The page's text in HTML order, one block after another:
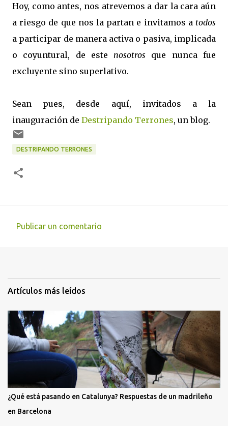
Hoy, como antes, nos atrevemos a dar la cara aún
a riesgo de que nos la partan e invitamos a todos
a participar de manera activa o pasiva, implicada
o coyuntural, de este nosotros que nunca fue
excluyente sino superlativo.
Sean pues, desde aquí, invitados a la
inauguración de Destripando Terrones, un blog.
DESTRIPANDO TERRONES
e
n
t
a
r
i
Publicar un comentario
Artículos más leídos
¿Qué está pasando en Catalunya? Respuestas de un madrileño
en Barcelona